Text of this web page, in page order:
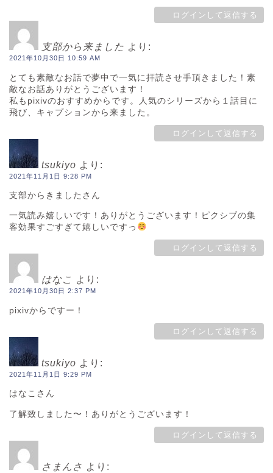
ログインして返信する
支部から来ました より:
2021年10月30日 10:59 AM
とても素敵なお話で夢中で一気に拝読させ手頂きました！素
敵なお話ありがとうございます！
私もpixivのおすすめからです。人気のシリーズから１話目に
飛び、キャプションから来ました。
ログインして返信する
tsukiyo より:
2021年11月1日 9:28 PM
支部からきましたさん
一気読み嬉しいです！ありがとうございます！ピクシブの集
客効果すごすぎて嬉しいですっ
ログインして返信する
はなこ より:
2021年10月30日 2:37 PM
pixivからですー！
ログインして返信する
tsukiyo より:
2021年11月1日 9:29 PM
はなこさん
了解致しました〜！ありがとうございます！
ログインして返信する
さまんさ より: